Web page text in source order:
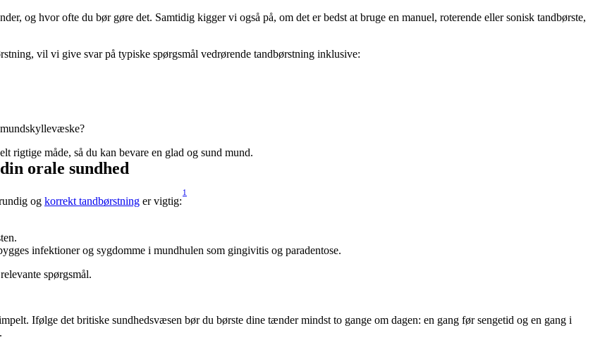
og hvor ofte du bør gøre det. Samtidig kigger vi også på, om det er bedst at bruge en manuel, roterende eller sonisk tandbørste,
vil vi give svar på typiske spørgsmål vedrørende tandbørstning inklusive:
rigtige måde, så du kan bevare en glad og sund mund.
orale sundhed
og korrekt tandbørstning er vigtig:
1
infektioner og sygdomme i mundhulen som gingivitis og paradentose.
spørgsmål.
Ifølge det britiske sundhedsvæsen bør du børste dine tænder mindst to gange om dagen: en gang før sengetid og en gang i